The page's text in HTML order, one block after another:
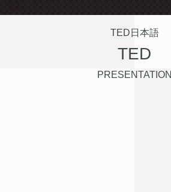
TED日本語
TED
PRESENTATION